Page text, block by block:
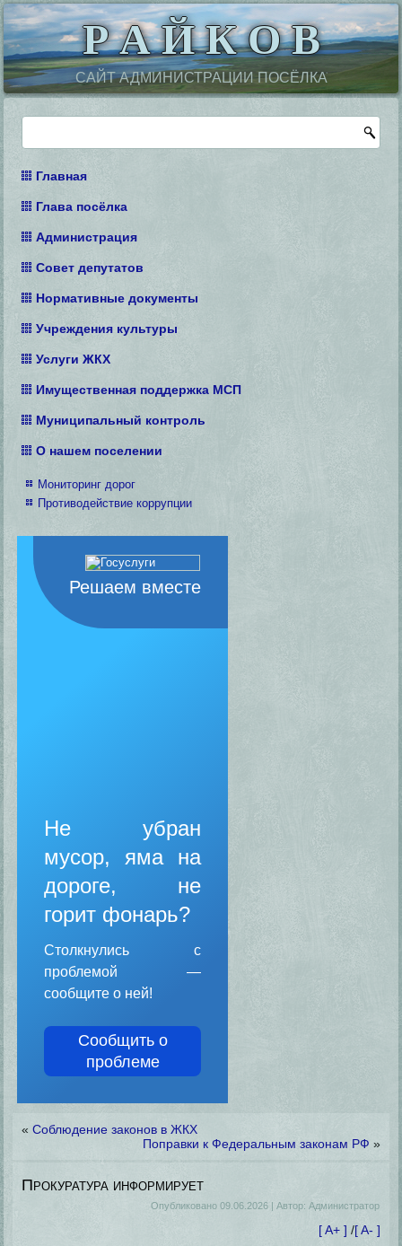
Р А Й К О В
САЙТ АДМИНИСТРАЦИИ ПОСЁЛКА
Главная
Глава посёлка
Администрация
Совет депутатов
Нормативные документы
Учреждения культуры
Услуги ЖКХ
Имущественная поддержка МСП
Муниципальный контроль
О нашем поселении
Мониторинг дорог
Противодействие коррупции
Решаем вместе
Не убран
мусор, яма на
дороге, не
горит фонарь?
Столкнулись с
проблемой —
сообщите о ней!
Сообщить о
проблеме
«Соблюдение законов в ЖКХ
Поправки к Федеральным законам РФ »
Прокуратура информирует
Опубликовано 09.06.2026| Автор: Администратор
[ A+ ] /[ A- ]